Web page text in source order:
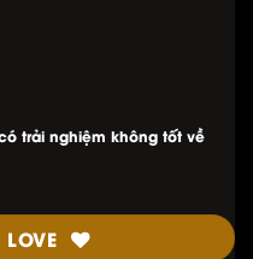
trải nghiệm không tốt về